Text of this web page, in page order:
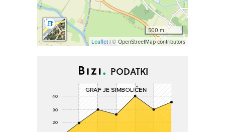
500 m
Leaflet| © OpenStreetMap contributors
PODATKI